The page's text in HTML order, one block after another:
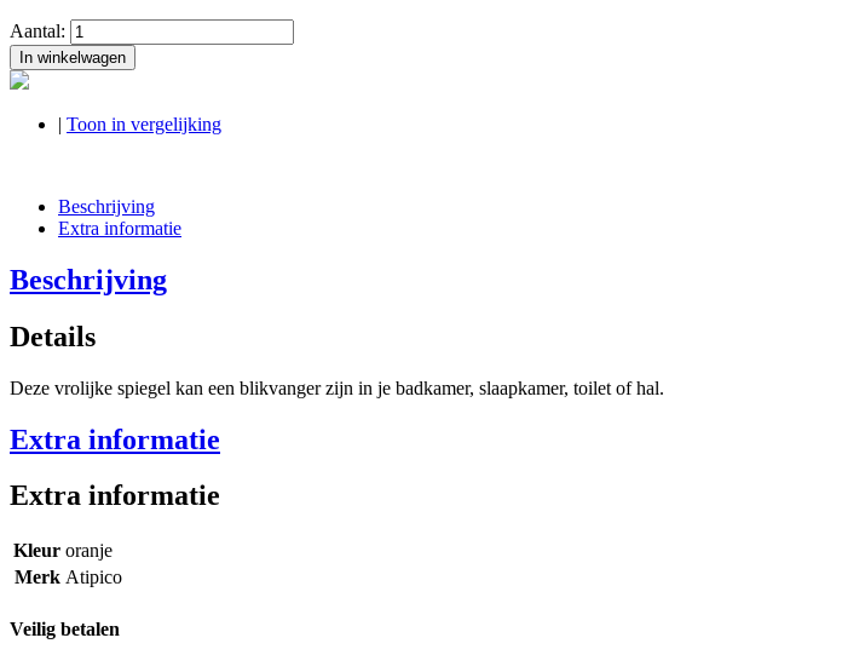
Aantal:
In winkelwagen
| Toon in vergelijking
Beschrijving
Extra informatie
Beschrijving
Details
Deze vrolijke spiegel kan een blikvanger zijn in je badkamer, slaapkamer, toilet of hal.
Extra informatie
Extra informatie
Kleur oranje
Merk Atipico
Veilig betalen